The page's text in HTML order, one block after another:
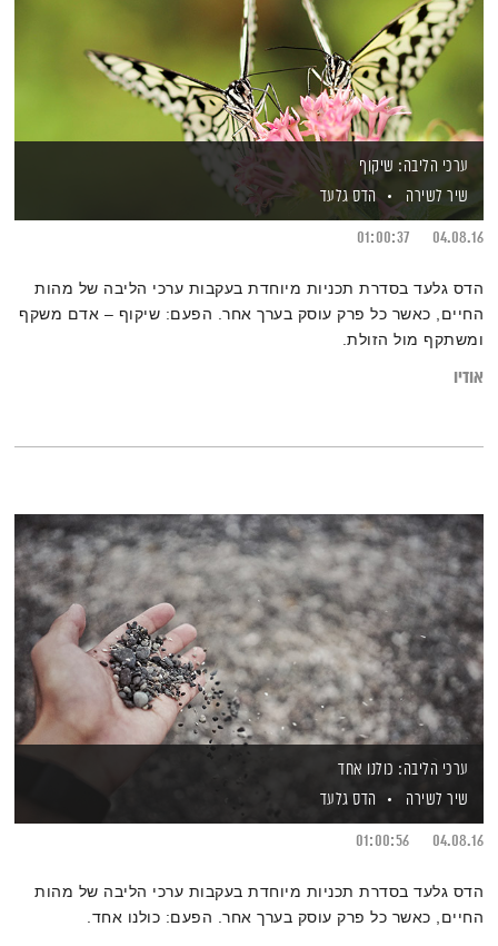
ערכי הליבה: שיקוף
שיר לשירה
הדס גלעד
04.08.16
01:00:37
הדס גלעד בסדרת תכניות מיוחדת בעקבות ערכי הליבה של מהות
החיים, כאשר כל פרק עוסק בערך אחר. הפעם: שיקוף – אדם משקף
ומשתקף מול הזולת.
אודיו
ערכי הליבה: כולנו אחד
שיר לשירה
הדס גלעד
04.08.16
01:00:56
הדס גלעד בסדרת תכניות מיוחדת בעקבות ערכי הליבה של מהות
החיים, כאשר כל פרק עוסק בערך אחר. הפעם: כולנו אחד.